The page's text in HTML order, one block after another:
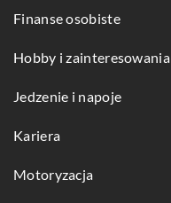
Finanse osobiste
Hobby i zainteresowania
Jedzenie i napoje
Kariera
Motoryzacja